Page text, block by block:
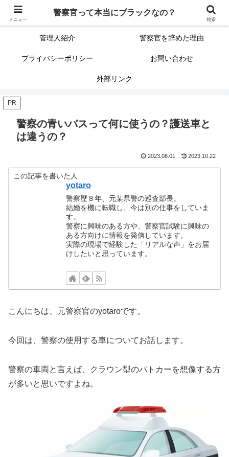
警察官って本当にブラックなの？ サイトマップ（記事一覧）
管理人紹介 警察官を辞めた理由
プライバシーポリシー お問い合わせ
外部リンク
PR
警察の青いバスって何に使うの？護送車と
は違うの？
2023.08.01 2023.10.22
この記事を書いた人
yotaro
警察歴８年、元某県警の巡査部長。
結婚を機に転職し、今は別の仕事をしていま
す。
警察に興味のある方や、警察官試験に興味の
ある方向けに情報を発信しています。
実際の現場で経験した「リアルな声」をお届
けしたいと思っています。
こんにちは、元警察官のyotaroです。
今回は、警察の使用する車についてお話します。
警察の車両と言えば、クラウン型のパトカーを想像する方
が多いと思いですよね。
メニュー
警察官って本当にブラックなの？
検索